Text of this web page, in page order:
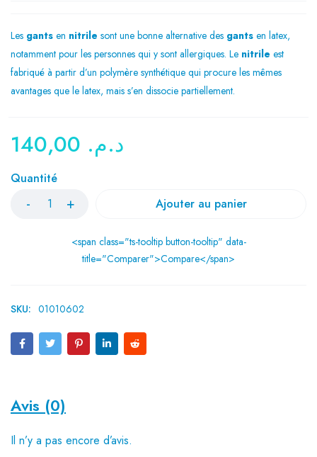
Les gants en nitrile sont une bonne alternative des gants en latex,
notamment pour les personnes qui y sont allergiques. Le nitrile est
fabriqué à partir d’un polymère synthétique qui procure les mêmes
avantages que le latex, mais s’en dissocie partiellement.
د.م.
Quantité
Ajouter au panier
<span class="ts-tooltip button-tooltip" data-
title="Comparer">Compare</span>
SKU: 01010602
Avis (0)
Il n’y a pas encore d’avis.